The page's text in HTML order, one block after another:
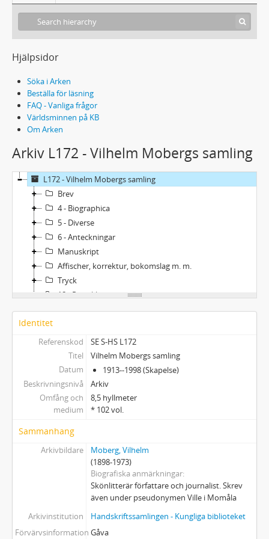
Hjälpsidor
Söka i Arken
Beställa för läsning
FAQ - Vanliga frågor
Världsminnen på KB
Om Arken
Arkiv L172 - Vilhelm Mobergs samling
L172 - Vilhelm Mobergs samling
Brev
4 - Biographica
5 - Diverse
6 - Anteckningar
Manuskript
Affischer, korrektur, bokomslag m. m.
Tryck
18 - Pressklipp
Gåvor till Vilhelm Moberg
22-32 - Manuskript i folioformat
Identitet
Referenskod
SE S-HS L172
Titel
Vilhelm Mobergs samling
Datum
1913--1998 (Skapelse)
Beskrivningsnivå
Arkiv
Omfång och
medium
8,5 hyllmeter
* 102 vol.
Sammanhang
Arkivbildare
Moberg, Vilhelm
(1898-1973)
Biografiska anmärkningar
Skönlitterär författare och journalist. Skrev
även under pseudonymen Ville i Momåla
Arkivinstitution
Handskriftssamlingen - Kungliga biblioteket
Förvärvsinformation Gåva